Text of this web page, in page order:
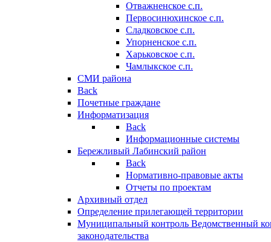
Отважненское с.п.
Первосинюхинское с.п.
Сладковское с.п.
Упорненское с.п.
Харьковское с.п.
Чамлыкское с.п.
СМИ района
Back
Почетные граждане
Информатизация
Back
Информационные системы
Бережливый Лабинский район
Back
Нормативно-правовые акты
Отчеты по проектам
Архивный отдел
Определение прилегающей территории
Муниципальный контроль Ведомственный
законодательства